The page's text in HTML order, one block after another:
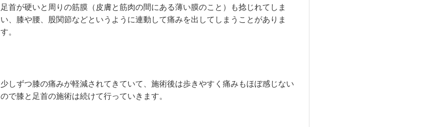
足首が硬いと周りの筋膜（皮膚と筋肉の間にある薄い膜のこと）も捻じれてしま
い、膝や腰、股関節などというように連動して痛みを出してしまうことがありま
す。
少しずつ膝の痛みが軽減されてきていて、施術後は歩きやすく痛みもほぼ感じない
ので膝と足首の施術は続けて行っていきます。